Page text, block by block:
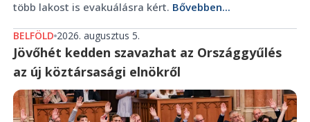
több lakost is evakuálásra kért. Bővebben...
BELFÖLD 2026. augusztus 5.
Jövőhét kedden szavazhat az Országgyűlés
az új köztársasági elnökről